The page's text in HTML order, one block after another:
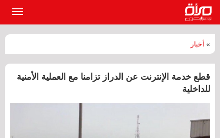
» أخبار
قطع خدمة الإنترنت عن الدراز تزامنا مع العملية الأمنية
للداخلية